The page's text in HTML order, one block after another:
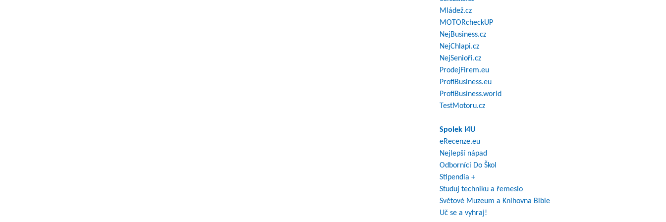
Mládež.cz
MOTORcheckUP
NejBusiness.cz
NejChlapi.cz
NejSenioři.cz
ProdejFirem.eu
ProfiBusiness.eu
ProfiBusiness.world
TestMotoru.cz
Spolek I4U
eRecenze.eu
Nejlepší nápad
Odborníci Do Škol
Stipendia +
Studuj techniku a řemeslo
Světové Muzeum a Knihovna Bible
Uč se a vyhraj!